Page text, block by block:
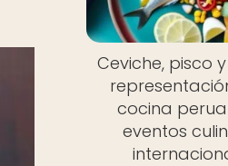
Ceviche, pisco
cocina
eventos